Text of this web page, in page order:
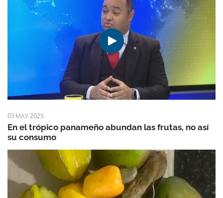
03 MAY 2025
En el trópico panameño abundan las frutas, no así
su consumo